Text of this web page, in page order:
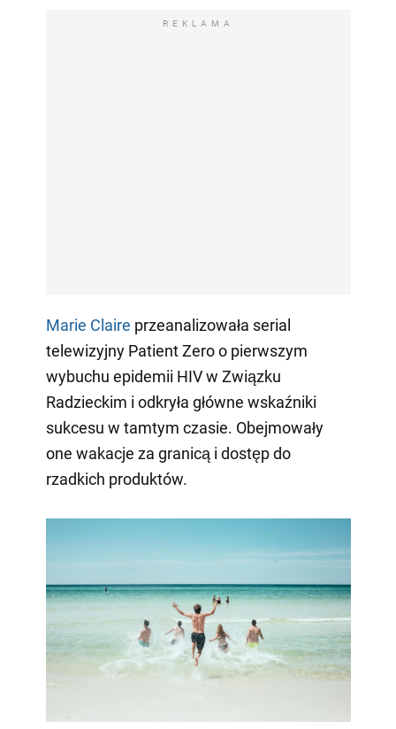
REKLAMA
Marie Claire przeanalizowała serial
telewizyjny Patient Zero o pierwszym
wybuchu epidemii HIV w Związku
Radzieckim i odkryła główne wskaźniki
sukcesu w tamtym czasie. Obejmowały
one wakacje za granicą i dostęp do
rzadkich produktów.